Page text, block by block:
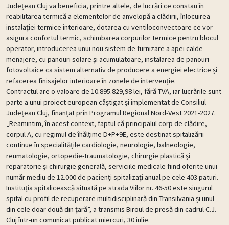
Județean Cluj va beneficia, printre altele, de lucrări ce constau în
reabilitarea termică a elementelor de anvelopă a clădirii, înlocuirea
instalației termice interioare, dotarea cu ventiloconvectoare ce vor
asigura confortul termic, schimbarea corpurilor termice pentru blocul
operator, introducerea unui nou sistem de furnizare a apei calde
menajere, cu panouri solare și acumulatoare, instalarea de panouri
fotovoltaice ca sistem alternativ de producere a energiei electrice și
refacerea finisajelor interioare în zonele de intervenție.
Contractul are o valoare de 10.895.829,98 lei, fără TVA, iar lucrările sunt
parte a unui proiect european câștigat și implementat de Consiliul
Județean Cluj, finanțat prin Programul Regional Nord-Vest 2021-2027.
„Reamintim, în acest context, faptul că principalul corp de clădire,
corpul A, cu regimul de înălțime D+P+9E, este destinat spitalizării
continue în specialitățile cardiologie, neurologie, balneologie,
reumatologie, ortopedie-traumatologie, chirurgie plastică şi
reparatorie și chirurgie generală, serviciile medicale fiind oferite unui
număr mediu de 12.000 de pacienţi spitalizaţi anual pe cele 403 paturi.
Instituția spitalicească situată pe strada Viilor nr. 46-50 este singurul
spital cu profil de recuperare multidisciplinară din Transilvania și unul
din cele doar două din țară”, a transmis Biroul de presă din cadrul C.J.
Cluj într-un comunicat publicat miercuri, 30 iulie.